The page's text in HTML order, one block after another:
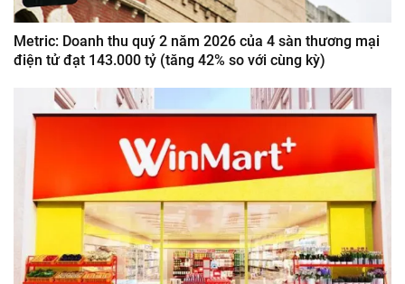
Metric: Doanh thu quý 2 năm 2026 của 4 sàn thương mại
điện tử đạt 143.000 tỷ (tăng 42% so với cùng kỳ)